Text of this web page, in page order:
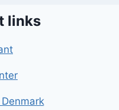
links